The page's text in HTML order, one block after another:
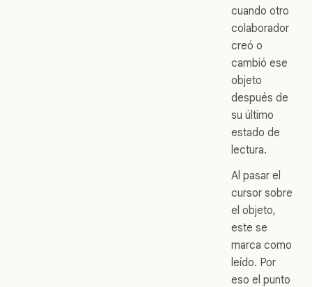
cuando otro
colaborador
creó o
cambió ese
objeto
después de
su último
estado de
lectura.
Al pasar el
cursor sobre
el objeto,
este se
marca como
leído. Por
eso el punto